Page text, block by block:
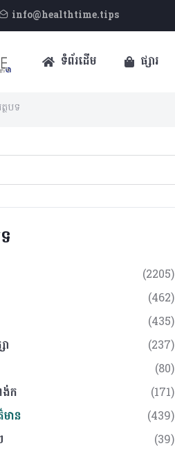
info@healthtime.tips
ទំព័រដើម ផ្សារ
ថបទ
(2205)
(462)
(435)
(237)
(80)
ង់ក
(171)
ាន
(439)
(39)